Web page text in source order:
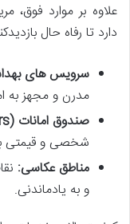
علاوه بر موارد فوق،
دارد تا رفاه حال
سرویس های
مدرن و مجهز به
صندوق امانات (Lockers):
شخصی و قیمتی
مناطق عکاسی:
و به یادماندنی.